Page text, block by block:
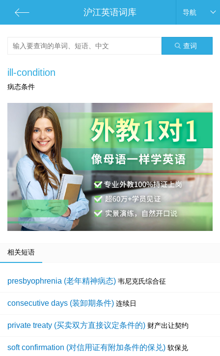
沪江英语词库 导航
查词
ill-condition
病态条件
相关短语
presbyophrenia (老年精神病态) 韦尼克氏综合征
consecutive days (装卸期条件) 连续日
private treaty (买卖双方直接议定条件的) 财产出让契约
soft confirmation (对信用证有附加条件的保兑) 软保兑